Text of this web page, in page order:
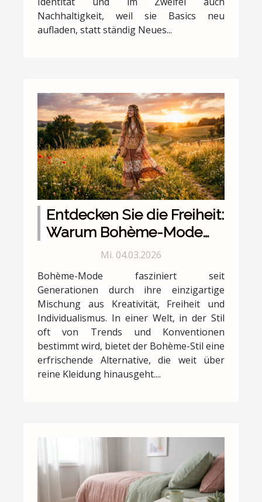
Nachhaltigkeit, weil sie Basics neu
aufladen, statt ständig Neues...
Entdecken Sie die Freiheit:
Warum Bohème-Mode
mehr als nur Kleidung ist?
Mi. 04.03.2026
Bohème-Mode fasziniert seit
Generationen durch ihre einzigartige
Mischung aus Kreativität, Freiheit und
Individualismus. In einer Welt, in der Stil
oft von Trends und Konventionen
bestimmt wird, bietet der Bohème-Stil eine
erfrischende Alternative, die weit über
reine Kleidung hinausgeht....